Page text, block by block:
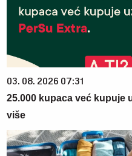
03. 08. 2026 07:31
25.000 kupaca već kupuje
više